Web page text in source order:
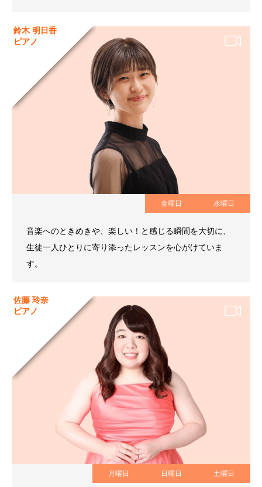
鈴木 明日香
ピアノ
水曜日
金曜日
音楽へのときめきや、楽しい！と感じる瞬間を大切に、
生徒一人ひとりに寄り添ったレッスンを心がけていま
す。
佐藤 玲奈
ピアノ
土曜日
日曜日
月曜日